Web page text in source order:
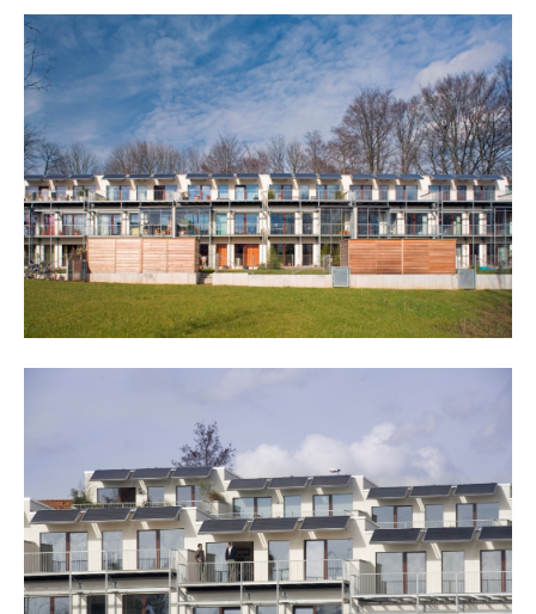
about us
lorem ipsum dolor sit amet, consectetuer
adipiscing elit.
aenean commodo ligula eget dolor. aenean massa. cum
sociis natoque penatibus et magnis dis parturient
montes, nascetur ridiculus mus. donec quam felis,
ultricies nec.